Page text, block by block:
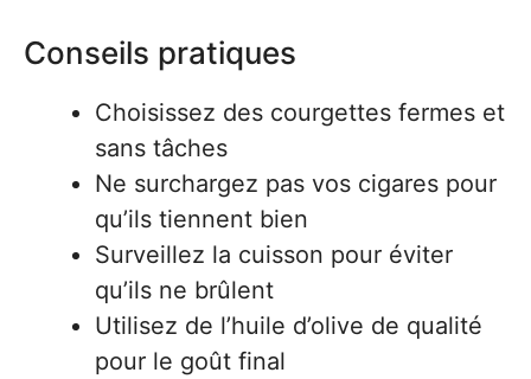
Conseils pratiques
Choisissez des courgettes fermes et
sans tâches
Ne surchargez pas vos cigares pour
qu’ils tiennent bien
Surveillez la cuisson pour éviter
qu’ils ne brûlent
Utilisez de l’huile d’olive de qualité
pour le goût final